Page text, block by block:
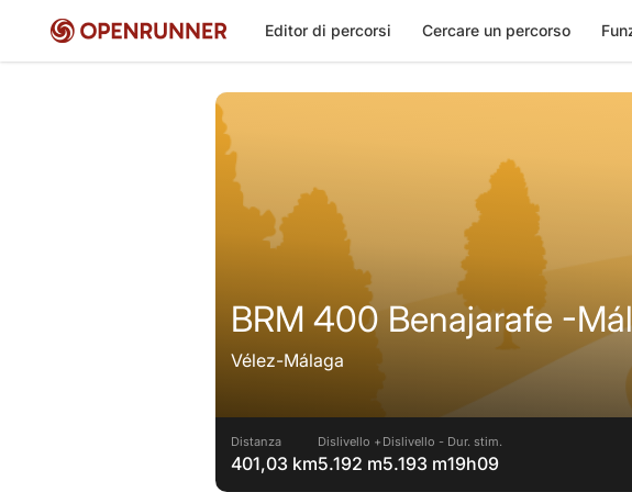
Editor di percorsi Cercare un percorso
BRM 400 Benajarafe -
Vélez-Málaga
Distanza
401,03 km
Dislivello +
5.192 m
Dislivello -
5.193 m
Dur. stim.
19h09